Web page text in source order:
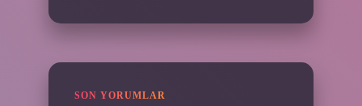
SON YORUMLAR